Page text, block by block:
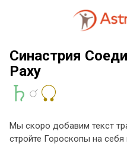
Синастрия
Раху
Мы скоро добавим текст
стройте Гороскопы на себя